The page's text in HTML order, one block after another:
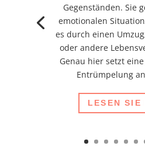
Gegenständen. Sie
emotionalen
es durch einen
oder andere
Genau hier setzt
Entrümpelung
LESEN SIE